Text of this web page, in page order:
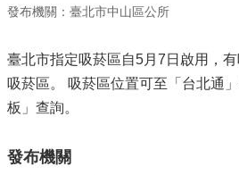
發布機關：臺北市中山區公所
臺北市指定吸菸區自5月7日啟用，
吸菸區。 吸菸區位置可至「台北通
板」查詢。
發布機關